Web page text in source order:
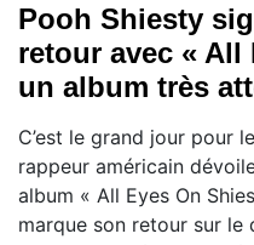
Pooh Shiesty
retour avec « All
un album très
C’est le grand jour pour
rappeur américain
album « All Eyes On
marque son retour sur le